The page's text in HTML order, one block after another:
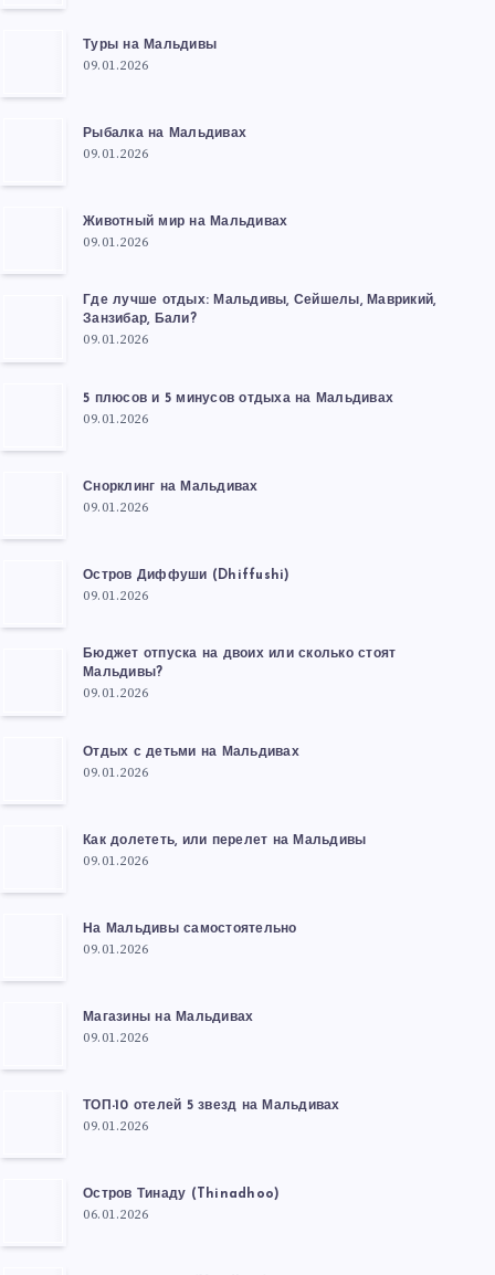
Туры на Мальдивы
09.01.2026
Рыбалка на Мальдивах
09.01.2026
Животный мир на Мальдивах
09.01.2026
Где лучше отдых: Мальдивы, Сейшелы, Маврикий,
Занзибар, Бали?
09.01.2026
5 плюсов и 5 минусов отдыха на Мальдивах
09.01.2026
Снорклинг на Мальдивах
09.01.2026
Остров Диффуши (Dhiffushi)
09.01.2026
Бюджет отпуска на двоих или сколько стоят
Мальдивы?
09.01.2026
Отдых с детьми на Мальдивах
09.01.2026
Как долететь, или перелет на Мальдивы
09.01.2026
На Мальдивы самостоятельно
09.01.2026
Магазины на Мальдивах
09.01.2026
ТОП-10 отелей 5 звезд на Мальдивах
09.01.2026
Остров Тинаду (Thinadhoo)
06.01.2026